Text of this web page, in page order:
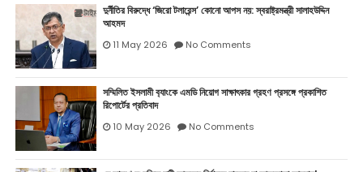
দুর্নীতির বিরুদ্ধে ‘জিরো টলারেন্স’ কোনো আপস নয়: স্বরাষ্ট্রমন্ত্রী সালাহউদ্দিন
আহমদ
11 May 2026 No Comments
সম্মিলিত ইসলামী ব‍্যাংকে এমডি নিয়োগ সাক্ষাৎকার গ্রহণ প্রসঙ্গে প্রকাশিত
রিপোর্টের প্রতিবাদ
10 May 2026 No Comments